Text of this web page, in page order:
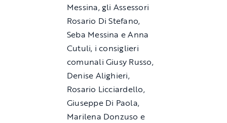
Messina, gli Assessori
Rosario Di Stefano,
Seba Messina e Anna
Cutuli, i consiglieri
comunali Giusy Russo,
Denise Alighieri,
Rosario Licciardello,
Giuseppe Di Paola,
Marilena Donzuso e